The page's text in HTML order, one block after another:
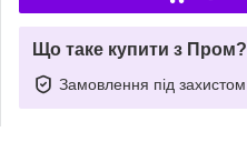
Що таке купити з Пром?
Замовлення під захистом